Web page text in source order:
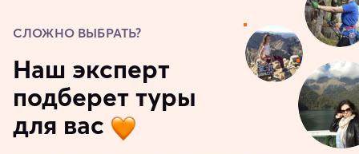
СЛОЖНО ВЫБРАТЬ?
Наш эксперт
подберет туры
для вас